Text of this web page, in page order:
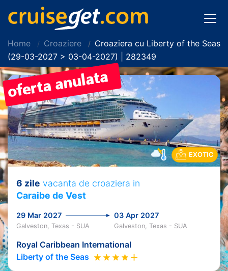
Home Croaziere
Croaziera cu Liberty of the Seas
(29-03-2027 > 03-04-2027) | 282349
EXOTIC
6 zile vacanta de croaziera in
Caraibe de Vest
29 Mar 2027 03 Apr 2027
Galveston, Texas - SUA Galveston, Texas - SUA
Royal Caribbean International
Liberty of the Seas